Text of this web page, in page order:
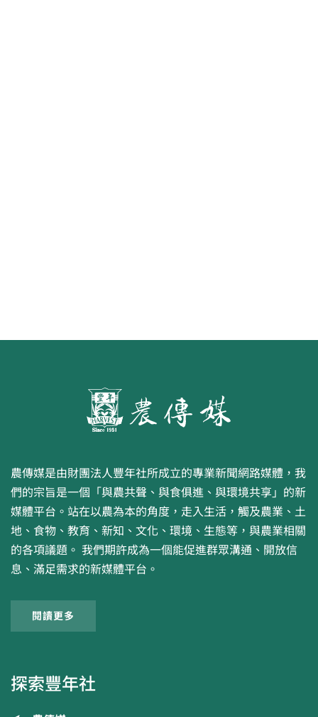
農傳媒是由財團法人豐年社所成立的專業新聞網路媒體，我
們的宗旨是一個「與農共聲、與食俱進、與環境共享」的新
媒體平台。站在以農為本的角度，走入生活，觸及農業、土
地、食物、教育、新知、文化、環境、生態等，與農業相關
的各項議題。 我們期許成為一個能促進群眾溝通、開放信
息、滿足需求的新媒體平台。
閱讀更多
探索豐年社